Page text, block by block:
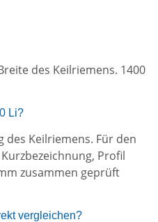
des Keilriemens. 1400
Li?
des Keilriemens. Für den
Profil
zusammen geprüft
vergleichen?